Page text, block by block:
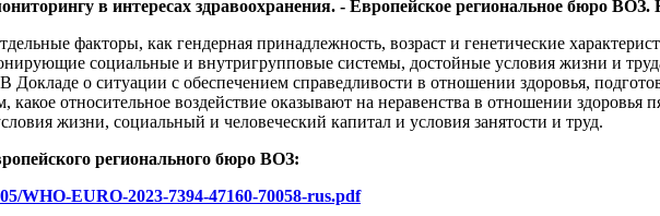
в интересах здравоохранения. - Европейское региональное бюро ВОЗ.
факторы, как гендерная принадлежность, возраст и генетические
социальные и внутригрупповые системы, достойные условия жизни и
Докладе о ситуации с обеспечением справедливости в отношении здоровья,
какое относительное воздействие оказывают на неравенства в отношении здоровья
жизни, социальный и человеческий капитал и условия занятости и труд.
регионального бюро ВОЗ:
WHO-EURO-2023-7394-47160-70058-rus.pdf